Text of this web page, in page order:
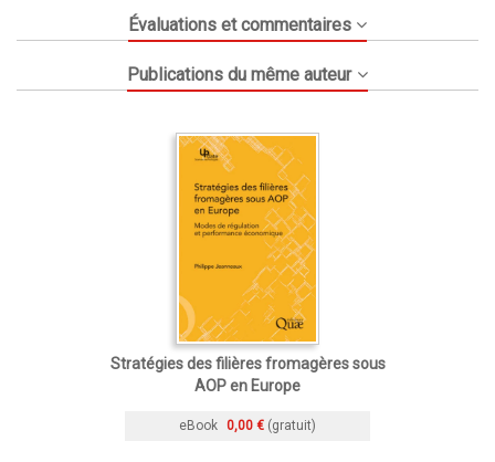
Évaluations et commentaires
Publications du même auteur
Stratégies des filières fromagères sous
AOP en Europe
eBook 0,00 € (gratuit)